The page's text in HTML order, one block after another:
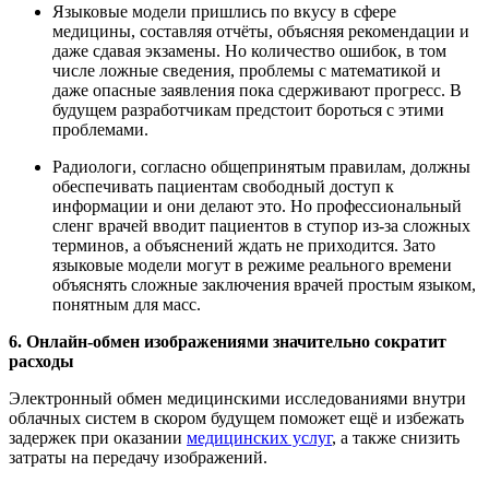
Языковые модели пришлись по вкусу в сфере
медицины, составляя отчёты, объясняя рекомендации и
даже сдавая экзамены. Но количество ошибок, в том
числе ложные сведения, проблемы с математикой и
даже опасные заявления пока сдерживают прогресс. В
будущем разработчикам предстоит бороться с этими
проблемами.
Радиологи, согласно общепринятым правилам, должны
обеспечивать пациентам свободный доступ к
информации и они делают это. Но профессиональный
сленг врачей вводит пациентов в ступор из-за сложных
терминов, а объяснений ждать не приходится. Зато
языковые модели могут в режиме реального времени
объяснять сложные заключения врачей простым языком,
понятным для масс.
6. Онлайн-обмен изображениями значительно сократит
расходы
Электронный обмен медицинскими исследованиями внутри
облачных систем в скором будущем поможет ещё и избежать
задержек при оказании медицинских услуг, а также снизить
затраты на передачу изображений.